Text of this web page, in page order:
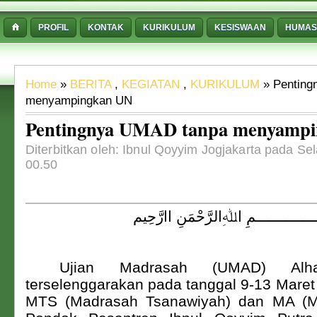
PROFIL KONTAK KURIKULUM KESISWAAN
Home » BERITA , KEGIATAN , KURIKULUM »
menyampingkan UN
Pentingnya UMAD tanpa
Diterbitkan oleh: Ibnul Qoyyim Jogjakarta pada
00.50
اﷲِالرَّحْمَنِ اارَّحِيم
Ujian Madrasah (UMAD)
terselenggarakan pada tanggal 9-13
MTS (Madrasah Tsanawiyah) dan MA